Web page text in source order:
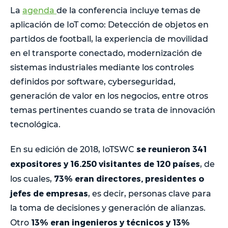
La agenda de la conferencia incluye temas de
aplicación de IoT como: Detección de objetos en
partidos de football, la experiencia de movilidad
en el transporte conectado, modernización de
sistemas industriales mediante los controles
definidos por software, cyberseguridad,
generación de valor en los negocios, entre otros
temas pertinentes cuando se trata de innovación
tecnológica.
En su edición de 2018, IoTSWC se reunieron 341
expositores y 16.250 visitantes de 120 países, de
los cuales, 73% eran directores, presidentes o
jefes de empresas, es decir, personas clave para
la toma de decisiones y generación de alianzas.
Otro 13% eran ingenieros y técnicos y 13%